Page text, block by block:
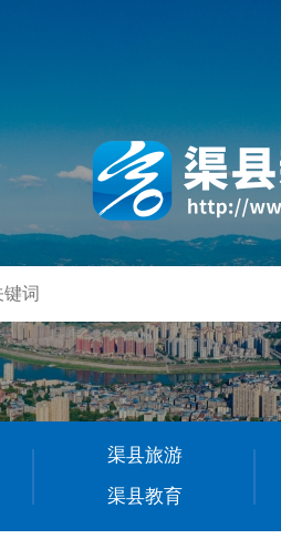
渠县旅游
渠县教育